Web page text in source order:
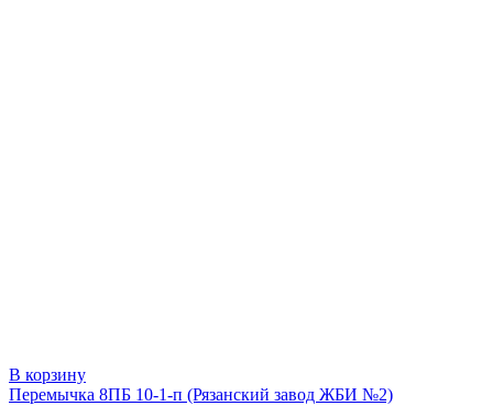
В корзину
Перемычка 8ПБ 10-1-п (Рязанский завод ЖБИ №2)